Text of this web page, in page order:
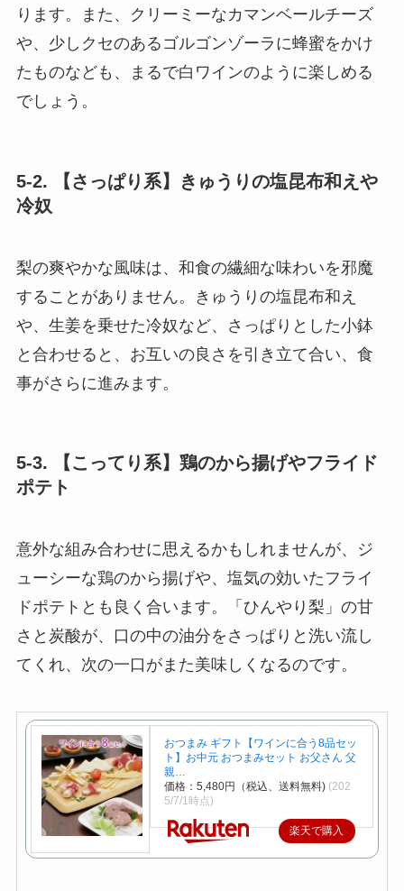
ります。また、クリーミーなカマンベールチーズ
や、少しクセのあるゴルゴンゾーラに蜂蜜をかけ
たものなども、まるで白ワインのように楽しめる
でしょう。
5-2. 【さっぱり系】きゅうりの塩昆布和えや
冷奴
梨の爽やかな風味は、和食の繊細な味わいを邪魔
することがありません。きゅうりの塩昆布和え
や、生姜を乗せた冷奴など、さっぱりとした小鉢
と合わせると、お互いの良さを引き立て合い、食
事がさらに進みます。
5-3. 【こってり系】鶏のから揚げやフライド
ポテト
意外な組み合わせに思えるかもしれませんが、ジ
ューシーな鶏のから揚げや、塩気の効いたフライ
ドポテトとも良く合います。「ひんやり梨」の甘
さと炭酸が、口の中の油分をさっぱりと洗い流し
てくれ、次の一口がまた美味しくなるのです。
おつまみ ギフト【ワインに合う8品セッ
ト】お中元 おつまみセット お父さん 父
親…
価格：5,480円（税込、送料無料) (202
5/7/1時点)
楽天で購入